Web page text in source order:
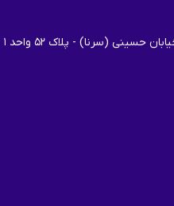
حسینی (سرنا) - پلاک ۵۲ واحد ۱